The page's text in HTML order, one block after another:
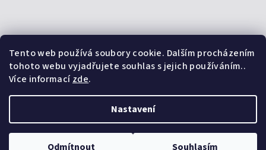
Tento web používá soubory cookie. Dalším procházením
tohoto webu vyjadřujete souhlas s jejich používáním..
Více informacízde.
Nastavení
Odmítnout Souhlasím
Přijímáme online platby
Upravit nastavení cookies